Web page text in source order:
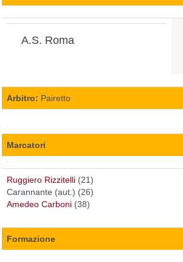
A.S. Roma
Arbitro: Pairetto
Marcatori
Ruggiero Rizzitelli (21)
Carannante (aut.) (26)
Amedeo Carboni (38)
Formazione